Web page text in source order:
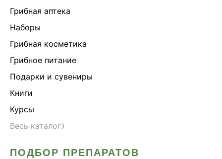
Грибная аптека
Наборы
Грибная косметика
Грибное питание
Подарки и сувениры
Книги
Курсы
Весь каталог›
ПОДБОР ПРЕПАРАТОВ